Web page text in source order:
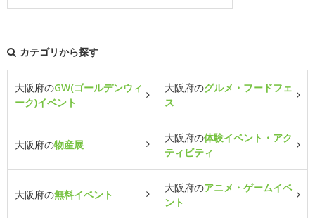
カテゴリから探す
大阪府のGW(ゴールデンウィ
ーク)イベント
大阪府のグルメ・フードフェ
ス
大阪府の物産展
大阪府の体験イベント・アク
ティビティ
大阪府の無料イベント
大阪府のアニメ・ゲームイベ
ント